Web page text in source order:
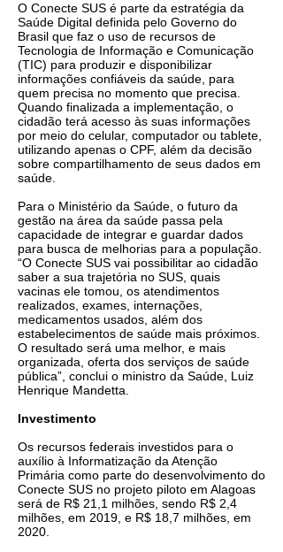
O Conecte SUS é parte da estratégia da
Saúde Digital definida pelo Governo do
Brasil que faz o uso de recursos de
Tecnologia de Informação e Comunicação
(TIC) para produzir e disponibilizar
informações confiáveis da saúde, para
quem precisa no momento que precisa.
Quando finalizada a implementação, o
cidadão terá acesso às suas informações
por meio do celular, computador ou tablete,
utilizando apenas o CPF, além da decisão
sobre compartilhamento de seus dados em
saúde.
Para o Ministério da Saúde, o futuro da
gestão na área da saúde passa pela
capacidade de integrar e guardar dados
para busca de melhorias para a população.
“O Conecte SUS vai possibilitar ao cidadão
saber a sua trajetória no SUS, quais
vacinas ele tomou, os atendimentos
realizados, exames, internações,
medicamentos usados, além dos
estabelecimentos de saúde mais próximos.
O resultado será uma melhor, e mais
organizada, oferta dos serviços de saúde
pública”, conclui o ministro da Saúde, Luiz
Henrique Mandetta.
Investimento
Os recursos federais investidos para o
auxílio à Informatização da Atenção
Primária como parte do desenvolvimento do
Conecte SUS no projeto piloto em Alagoas
será de R$ 21,1 milhões, sendo R$ 2,4
milhões, em 2019, e R$ 18,7 milhões, em
2020.